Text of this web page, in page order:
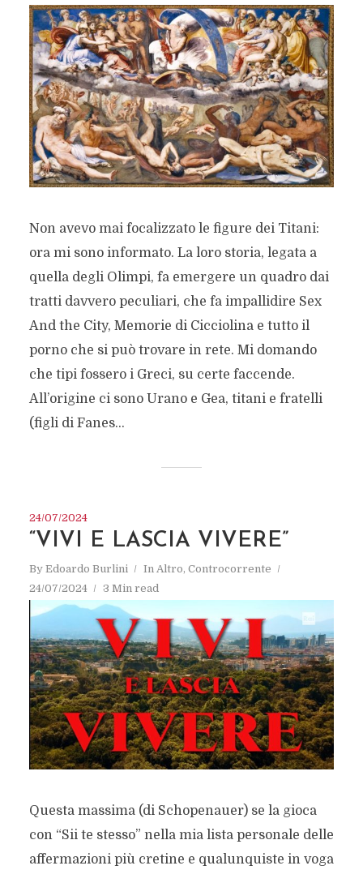
Non avevo mai focalizzato le figure dei Titani:
ora mi sono informato. La loro storia, legata a
quella degli Olimpi, fa emergere un quadro dai
tratti davvero peculiari, che fa impallidire Sex
And the City, Memorie di Cicciolina e tutto il
porno che si può trovare in rete. Mi domando
che tipi fossero i Greci, su certe faccende.
All’origine ci sono Urano e Gea, titani e fratelli
(figli di Fanes...
24/07/2024
“VIVI E LASCIA VIVERE”
By Edoardo Burlini In Altro, Controcorrente
24/07/2024
3 Min read
Questa massima (di Schopenauer) se la gioca
con “Sii te stesso” nella mia lista personale delle
affermazioni più cretine e qualunquiste in voga